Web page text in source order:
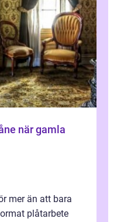
mer än att bara
plåtarbete